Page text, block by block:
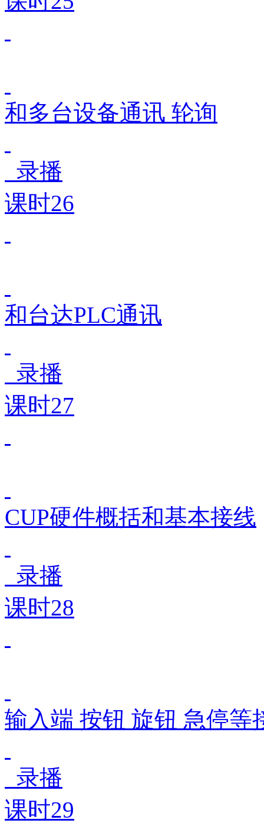
和多台设备通讯 轮询
录播
课时26
和台达PLC通讯
录播
课时27
CUP硬件概括和基本接线
录播
课时28
输入端 按钮 旋钮 急停等
录播
课时29